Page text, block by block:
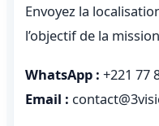
Envoyez la
l’objectif de la
WhatsApp : +221 77
Email :